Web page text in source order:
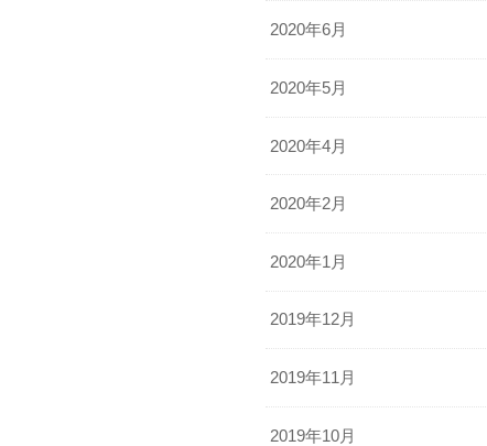
2020年6月
2020年5月
2020年4月
2020年2月
2020年1月
2019年12月
2019年11月
2019年10月